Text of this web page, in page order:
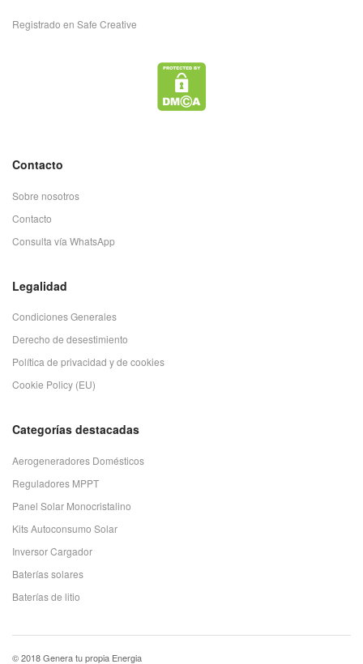
Registrado en Safe Creative
Contacto
Sobre nosotros
Contacto
Consulta vía WhatsApp
Legalidad
Condiciones Generales
Derecho de desestimiento
Política de privacidad y de cookies
Cookie Policy (EU)
Categorías destacadas
Aerogeneradores Domésticos
Reguladores MPPT
Panel Solar Monocristalino
Kits Autoconsumo Solar
Inversor Cargador
Baterías solares
Baterías de litio
© 2018 Genera tu propia Energia